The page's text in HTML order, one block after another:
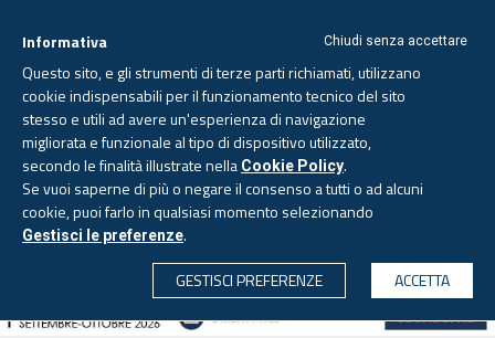
CERCA
Venerdì, 7 agosto 2026 - Aggiornato alle 6.00
Chiudi senza accettare
Informativa
Questo sito, e gli strumenti di terze parti richiamati, utilizzano
cookie indispensabili per il funzionamento tecnico del sito
stesso e utili ad avere un'esperienza di navigazione
migliorata e funzionale al tipo di dispositivo utilizzato,
secondo le finalità illustrate nella Cookie Policy.
Se vuoi saperne di più o negare il consenso a tutti o ad alcuni
cookie, puoi farlo in qualsiasi momento selezionando
Gestisci le preferenze.
GESTISCI PREFERENZE
ACCETTA